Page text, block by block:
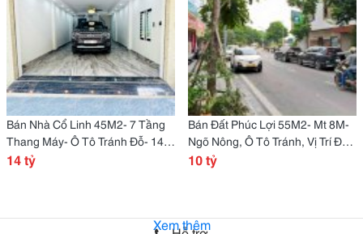
Bán Nhà Cổ Linh 45M2- 7 Tầng
Thang Máy- Ô Tô Tránh Đỗ- 14.X
Tỷ
14 tỷ
Bán Đất Phúc Lợi 55M2- Mt 8M-
Ngõ Nông, Ô Tô Tránh, Vị Trí Đắc
Địa- 10.X Tỷ
10 tỷ
Xem thêm